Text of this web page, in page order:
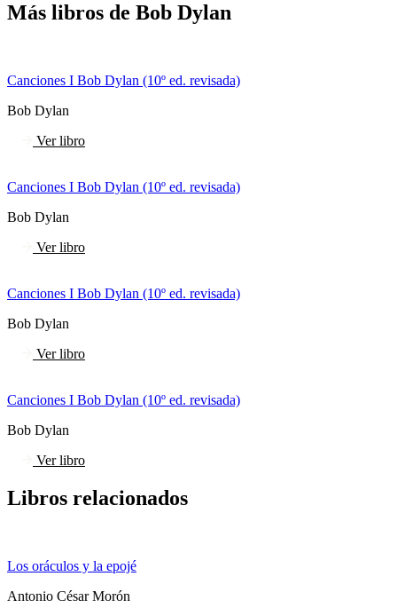
Más libros de Bob Dylan
Canciones I Bob Dylan (10º ed. revisada)
Bob Dylan
Ver libro
Canciones I Bob Dylan (10º ed. revisada)
Bob Dylan
Ver libro
Canciones I Bob Dylan (10º ed. revisada)
Bob Dylan
Ver libro
Canciones I Bob Dylan (10º ed. revisada)
Bob Dylan
Ver libro
Libros relacionados
Los oráculos y la epojé
Antonio César Morón